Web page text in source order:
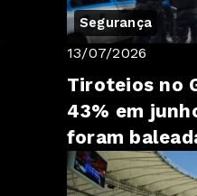
Segurança
13/07/2026
Tiroteios no
43% em
foram